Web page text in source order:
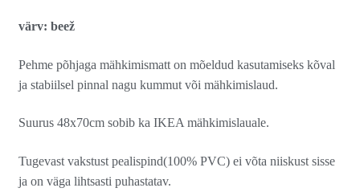
värv: beež
Pehme põhjaga mähkimismatt on mõeldud kasutamiseks kõval
ja stabiilsel pinnal nagu kummut või mähkimislaud.
Suurus 48x70cm sobib ka IKEA mähkimislauale.
Tugevast vakstust pealispind(100% PVC) ei võta niiskust sisse
ja on väga lihtsasti puhastatav.